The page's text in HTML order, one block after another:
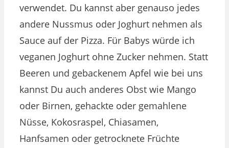
verwendet. Du kannst aber genauso jedes
andere Nussmus oder Joghurt nehmen als
Sauce auf der Pizza. Für Babys würde ich
veganen Joghurt ohne Zucker nehmen. Statt
Beeren und gebackenem Apfel wie bei uns
kannst Du auch anderes Obst wie Mango
oder Birnen, gehackte oder gemahlene
Nüsse, Kokosraspel, Chiasamen,
Hanfsamen oder getrocknete Früchte